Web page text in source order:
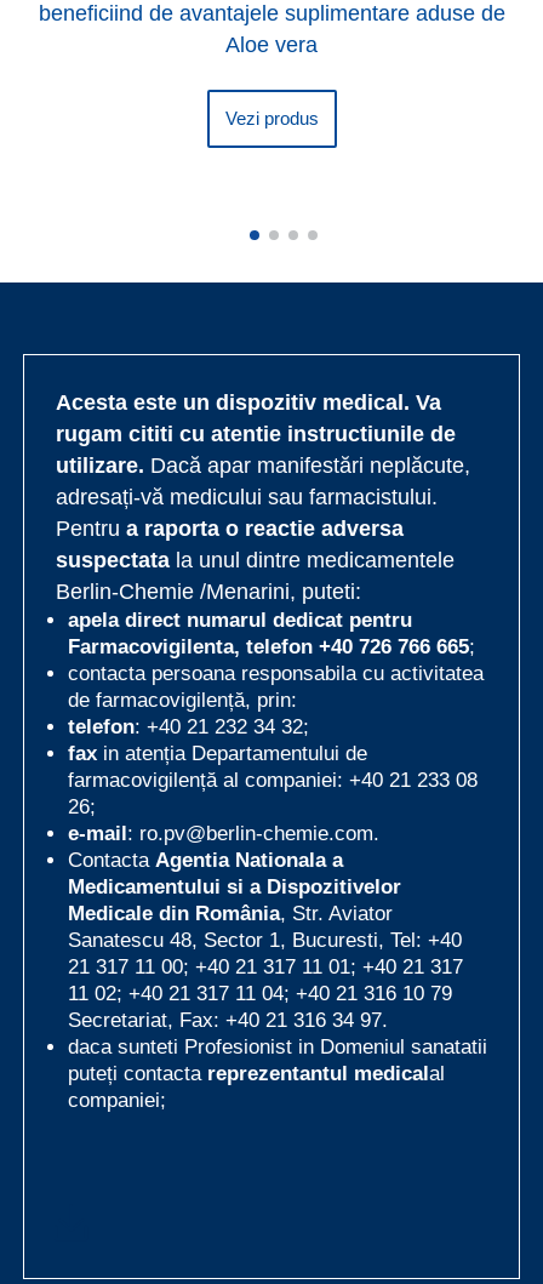
beneficiind de avantajele suplimentare aduse de
Aloe vera
Vezi produs
Acesta este un dispozitiv medical. Va
rugam cititi cu atentie instructiunile de
utilizare. Dacă apar manifestări neplăcute,
adresați-vă medicului sau farmacistului.
Pentru a raporta o reactie adversa
suspectata la unul dintre medicamentele
Berlin-Chemie /Menarini, puteti:
apela direct numarul dedicat pentru
Farmacovigilenta, telefon +40 726 766 665;
contacta persoana responsabila cu activitatea
de farmacovigilență, prin:
telefon: +40 21 232 34 32;
fax in atenția Departamentului de
farmacovigilență al companiei: +40 21 233 08
26;
e-mail : ro.pv@berlin-chemie.com.
Contacta Agentia Nationala a
Medicamentului si a Dispozitivelor
Medicale din România, Str. Aviator
Sanatescu 48, Sector 1, Bucuresti, Tel: +40
21 317 11 00; +40 21 317 11 01; +40 21 317
11 02; +40 21 317 11 04; +40 21 316 10 79
Secretariat, Fax: +40 21 316 34 97.
daca sunteti Profesionist in Domeniul sanatatii
puteți contacta reprezentantul medical al
companiei;